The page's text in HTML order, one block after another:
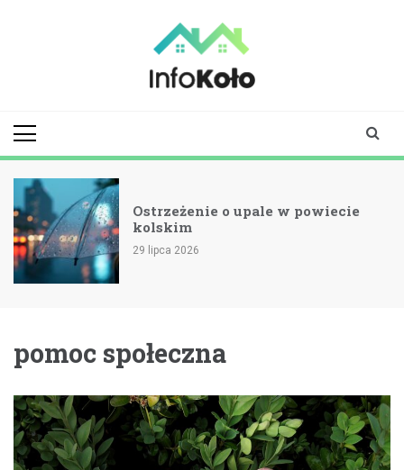
Ostrzeżenie o upale w powiecie
kolskim
29 lipca 2026
pomoc społeczna